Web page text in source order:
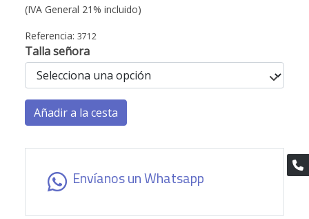
(IVA General 21% incluido)
Referencia: 3712
Talla señora
Añadir a la cesta
Envíanos un Whatsapp